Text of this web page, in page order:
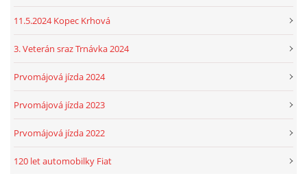
11.5.2024 Kopec Krhová
3. Veterán sraz Trnávka 2024
Prvomájová jízda 2024
Prvomájová jízda 2023
Prvomájová jízda 2022
120 let automobilky Fiat